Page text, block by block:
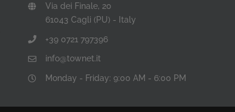
Via dei Finale, 20
61043 Cagli (PU) - Italy
+39 0721 797396
info@townet.it
Monday - Friday: 9:00 AM - 6:00 PM